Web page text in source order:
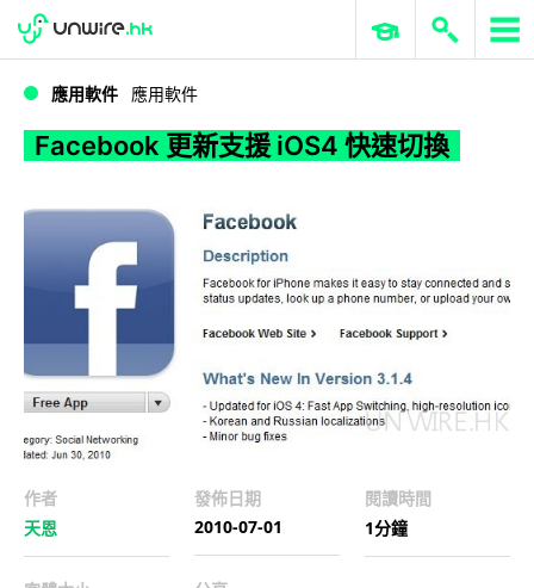
Facebook 更新支援 iOS4 快速切換
WWDC 2026 ERP 與商業 AI
應用軟件 應用軟件
Facebook 更新支援 iOS4 快速切換
作者
天恩
發佈日期
2010-07-01
閱讀時間
1分鐘